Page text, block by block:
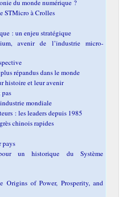
du monde numérique ?
STMicro à Crolles
: un enjeu stratégique
avenir de l’industrie micro-
répandus dans le monde
histoire et leur avenir
mondiale
: les leaders depuis 1985
chinois rapides
pays
un historique du Système
of Power, Prosperity, and